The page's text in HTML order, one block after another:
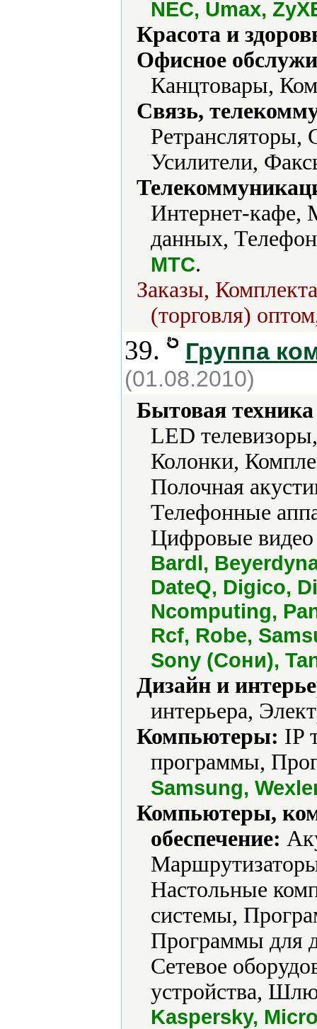
NEC, Umax,
Красота и
Офисное
Канцтовары,
Связь,
Усилители,
Интернет-кафе,
данных,
МТС.
Заказы,
(торговля)
39. Группа
(01.08.2010)
Бытовая
LED
Колонки,
Полочная
Телефонные
Цифровые
Bardl,
DateQ, Digico,
Ncomputing,
Rcf, Robe,
Sony (Сони),
Дизайн и
интерьера,
Компьютеры: IP
программы,
Samsung,
Компьютеры,
обеспечение:
Настольные
системы,
Программы для
Сетевое
устройства,
Kaspersky,